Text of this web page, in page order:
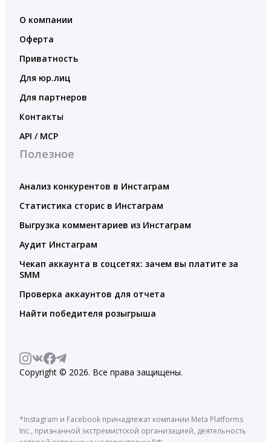
О компании
Оферта
Приватность
Для юр.лиц
Для партнеров
Контакты
API / MCP
Полезное
Анализ конкурентов в Инстаграм
Статистика сторис в Инстаграм
Выгрузка комментариев из Инстаграм
Аудит Инстаграм
Чекап аккаунта в соцсетях: зачем вы платите за
SMM
Проверка аккаунтов для отчета
Найти победителя розыгрыша
Copyright © 2026. Все права защищены.
*Instagram и Facebook принадлежат компании Meta Platforms
Inc., признанной экстремистской организацией, деятельность